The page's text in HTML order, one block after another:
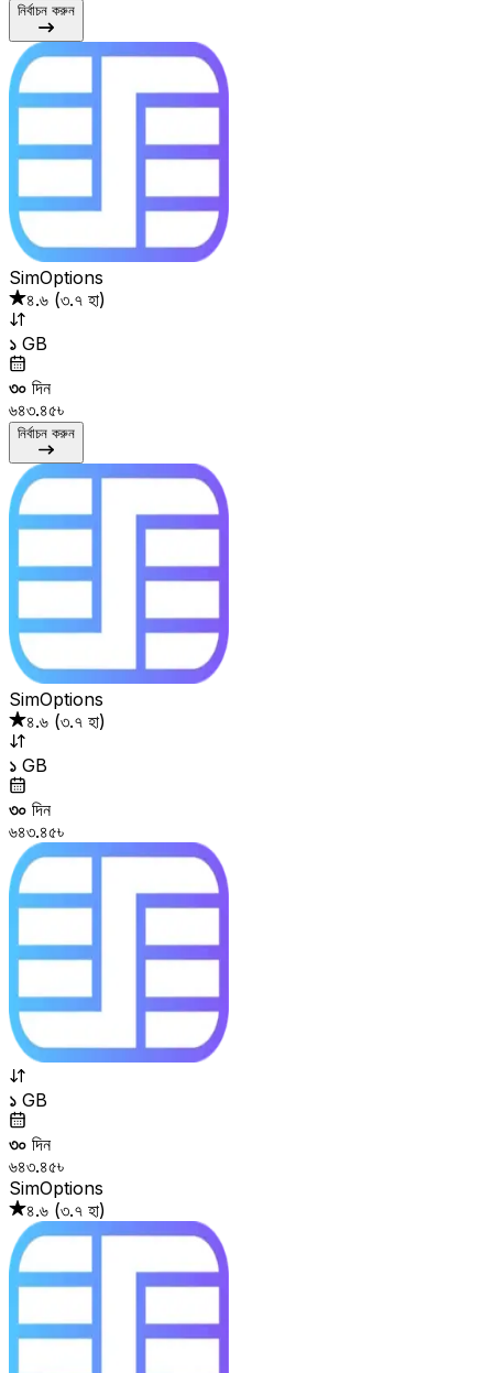
নির্বাচন করুন
SimOptions
৪.৬ (৩.৭ হা)
১ GB
৩০ দিন
৬৪৩.৪৫৳
নির্বাচন করুন
SimOptions
৪.৬ (৩.৭ হা)
১ GB
৩০ দিন
৬৪৩.৪৫৳
১ GB
৩০ দিন
৬৪৩.৪৫৳
SimOptions
৪.৬ (৩.৭ হা)